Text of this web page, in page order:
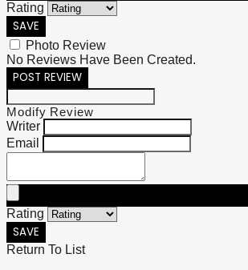
Rating
SAVE
Photo Review
No Reviews Have Been Created.
POST REVIEW
Modify Review
Writer
Email
Rating
SAVE
Return To List